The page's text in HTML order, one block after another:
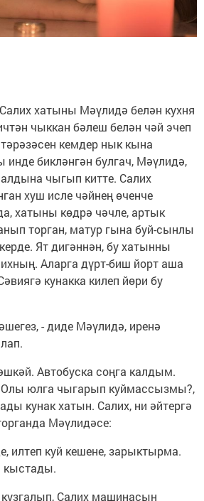
хатыны Мәүлидә белән кухня
чыккан бәлеш белән чәй эчеп
кемдер нык кына
бикләнгән булгач, Мәүлидә,
чыгып китте. Салих
хуш исле чәйнең өченче
хатыны көдрә чәчле, артык
торган, матур гына буй-сынлы
Ят дигәннән, бу хатынны
Аларга дүрт-биш йорт аша
кунакка килеп йөри бу
- диде Мәүлидә, иренә
Автобуска соңга калдым.
Олы юлга чыгарып куймассызмы?,
кунак хатын. Салих, ни әйтергә
Мәүлидәсе:
илтеп куй кешене, зарыктырма.
кыстады.
кузгалып, Салих машинасын